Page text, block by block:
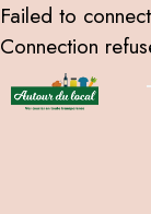
Failed to
Connection